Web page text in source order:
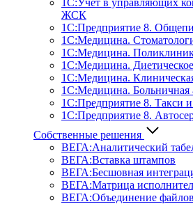
1C:Учет в управляющих
ЖСК
1С:Предприятие 8.
1С:Медицина.
1С:Медицина.
1С:Медицина.
1С:Медицина.
1С:Медицина. Больничная
1С:Предприятие 8. Такси
1С:Предприятие 8.
Собственные решения
ВЕГА:Аналитичес­кий
ВЕГА:Вставка штампов
ВЕГА:Бесшовная
ВЕГА:Матрица
ВЕГА:Объединение файлов